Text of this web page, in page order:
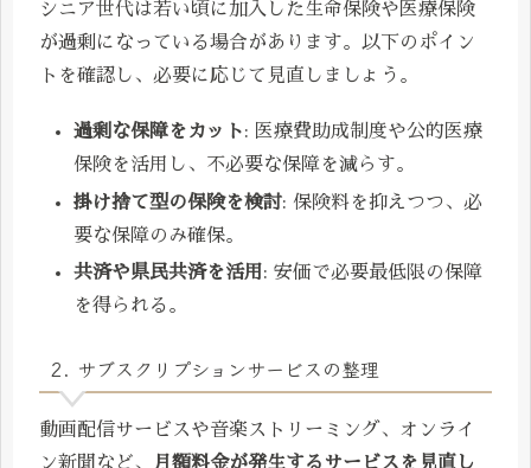
シニア世代は若い頃に加入した生命保険や医療保険
が過剰になっている場合があります。以下のポイン
トを確認し、必要に応じて見直しましょう。
過剰な保障をカット: 医療費助成制度や公的医療
保険を活用し、不必要な保障を減らす。
掛け捨て型の保険を検討: 保険料を抑えつつ、必
要な保障のみ確保。
共済や県民共済を活用 : 安価で必要最低限の保障
を得られる。
2. サブスクリプションサービスの整理
動画配信サービスや音楽ストリーミング、オンライ
ン新聞など、 月額料金が発生するサービスを見直し